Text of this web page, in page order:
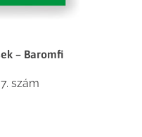
– Baromfi
szám